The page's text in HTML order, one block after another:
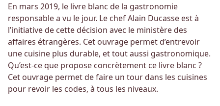
En mars 2019, le livre blanc de la gastronomie
responsable a vu le jour. Le chef Alain Ducasse est à
l’initiative de cette décision avec le ministère des
affaires étrangères. Cet ouvrage permet d’entrevoir
une cuisine plus durable, et tout aussi gastronomique.
Qu’est-ce que propose concrètement ce livre blanc ?
Cet ouvrage permet de faire un tour dans les cuisines
pour revoir les codes, à tous les niveaux.